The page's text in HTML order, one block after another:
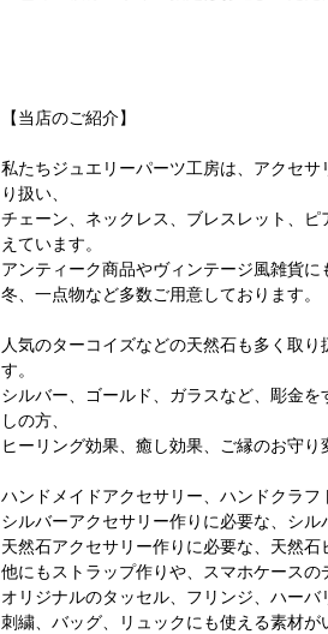
【当店のご紹介】
私たちジュエリーパーツ工房は、アクセ
り扱い、
チェーン、ネックレス、ブレスレット、
えています。
アンティーク商品やヴィンテージ風雑貨
冬、一点物など多数ご用意しております。
人気のターコイズなどの天然石も多く取
す。
シルバー、ゴールド、ガラスなど、彫金
しの方、
ヒーリング効果、癒し効果、ご縁のお守
ハンドメイドアクセサリー、ハンドクラフ
シルバーアクセサリー作りに必要な、シ
天然石アクセサリー作りに必要な、天然石
他にもストラップ作りや、スマホケースの
オリジナルのタッセル、フリンジ、ハー
刺繍、バッグ、リュックにも使える素材が